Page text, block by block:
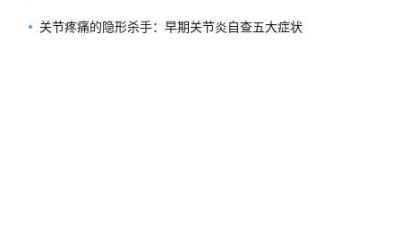
关节疼痛的隐形杀手：早期关节炎自查五大症状